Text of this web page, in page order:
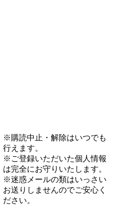
※購読中止・解除はいつでも
行えます。
※ご登録いただいた個人情報
は完全にお守りいたします。
※迷惑メールの類はいっさい
お送りしませんのでご安心く
ださい。